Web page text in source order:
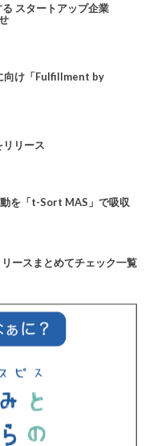
スタートアップ企業
向け「Fulfillment by
リリース
を「t-Sort MAS」で吸収
ースまとめてチェック一覧